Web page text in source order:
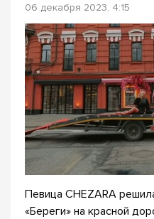
06 декабря 2023, 4:15
Певица CHEZARA
«Береги» на красной